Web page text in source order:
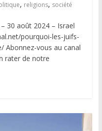
, religions, société
30 août 2024 – Israel
pourquoi-les-juifs-
Abonnez-vous au canal
rater de notre